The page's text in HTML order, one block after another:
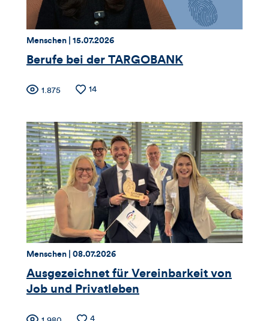
Thema:
Menschen | Datum:
15.07.2026
Berufe bei der TARGOBANK
Zähler
für
Views,
Likes
und
Kommentare
dieses
Artikels
Anzahl
1.875
Anzahl
14
Thema:
Menschen | Datum:
08.07.2026
Ausgezeichnet für Vereinbarkeit von
Job und Privatleben
Anzahl
4